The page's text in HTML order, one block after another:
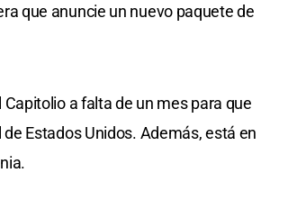
que anuncie un nuevo paquete de
a falta de un mes para que
Estados Unidos. Además, está en